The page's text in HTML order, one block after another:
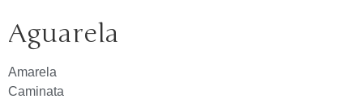
Aguarela
Amarela
Caminata